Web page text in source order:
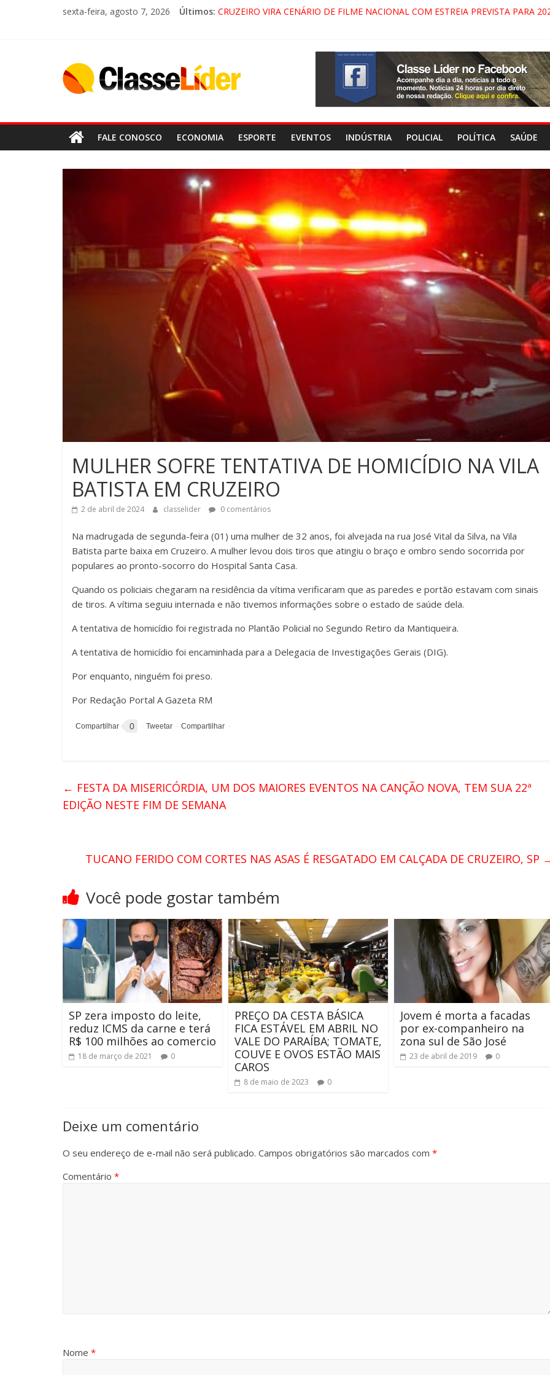
sexta-feira, agosto 7, 2026 Últimos: CRUZEIRO VIRA CENÁRIO DE FILME NACIONAL COM ESTREIA PREVISTA PARA
ACESSO À APARECIDA NA DUTRA SERÁ BLOQUEADO NO FIM DE SEMANA;
LORENA, PINDAMONHANGABA E QUELUZ NA RETA FINAL PELA FÁBRICA DA
FALE CONOSCO ECONOMIA ESPORTE EVENTOS INDÚSTRIA POLICIAL POLÍTICA SAÚDE
MULHER SOFRE TENTATIVA DE HOMICÍDIO NA VILA
BATISTA EM CRUZEIRO
2 de abril de 2024 classelider 0 comentários
Na madrugada de segunda-feira (01) uma mulher de 32 anos, foi alvejada na rua José Vital da Silva, na Vila
Batista parte baixa em Cruzeiro. A mulher levou dois tiros que atingiu o braço e ombro sendo socorrida por
populares ao pronto-socorro do Hospital Santa Casa.
Quando os policiais chegaram na residência da vítima verificaram que as paredes e portão estavam com sinais
de tiros. A vítima seguiu internada e não tivemos informações sobre o estado de saúde dela.
A tentativa de homicídio foi registrada no Plantão Policial no Segundo Retiro da Mantiqueira.
A tentativa de homicídio foi encaminhada para a Delegacia de Investigações Gerais (DIG).
Por enquanto, ninguém foi preso.
Por Redação Portal A Gazeta RM
0
← FESTA DA MISERICÓRDIA, UM DOS MAIORES EVENTOS NA CANÇÃO NOVA, TEM SUA 22ª
EDIÇÃO NESTE FIM DE SEMANA
TUCANO FERIDO COM CORTES NAS ASAS É RESGATADO EM CALÇADA DE CRUZEIRO, SP
Você pode gostar também
SP zera imposto do leite,
reduz ICMS da carne e terá
R$ 100 milhões ao comercio
18 de março de 2021 0
PREÇO DA CESTA BÁSICA
FICA ESTÁVEL EM ABRIL NO
VALE DO PARAÍBA; TOMATE,
COUVE E OVOS ESTÃO MAIS
CAROS
8 de maio de 2023 0
Jovem é morta a facadas
por ex-companheiro na
zona sul de São José
23 de abril de 2019 0
Deixe um comentário
O seu endereço de e-mail não será publicado. Campos obrigatórios são marcados com *
Comentário *
Nome *